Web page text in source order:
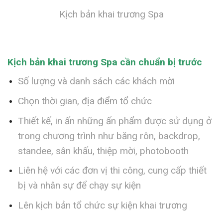
Kịch bản khai trương Spa
Kịch bản khai trương Spa cần chuẩn bị trước
Số lượng và danh sách các khách mời
Chọn thời gian, địa điểm tổ chức
Thiết kế, in ấn những ấn phẩm được sử dụng ở
trong chương trình như băng rôn, backdrop,
standee, sân khấu, thiệp mời, photobooth
Liên hệ với các đơn vị thi công, cung cấp thiết
bị và nhân sự để chạy sự kiện
Lên kịch bản tổ chức sự kiện khai trương